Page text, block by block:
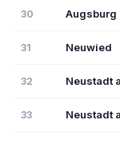
30 Augsburg
31 Neuwied
32 Neustadt
33 Neustadt